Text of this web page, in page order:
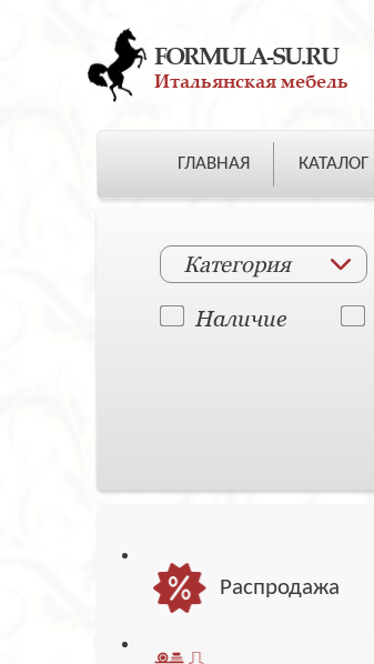
FORMULA-SU.RU
Итальянская мебель
ГЛАВНАЯ КАТАЛОГ
Категория
Наличие
Распродажа